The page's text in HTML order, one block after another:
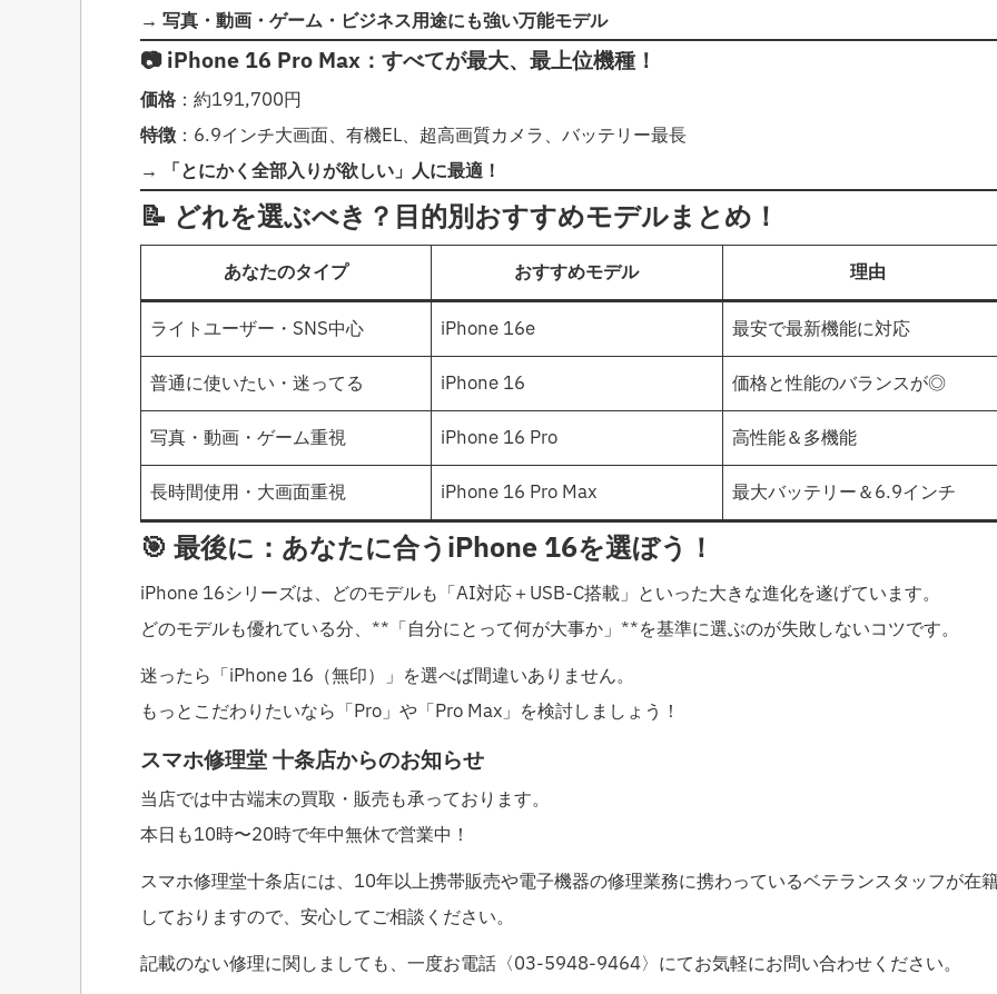
→ 写真・動画・ゲーム・ビジネス用途にも強い万能モデル
📷 iPhone 16 Pro Max：すべてが最大、最上位機種！
価格：約191,700円
特徴：6.9インチ大画面、有機EL、超高画質カメラ、バッテリー最長
→
「とにかく全部入りが欲しい」人に最適！
📝 どれを選ぶべき？目的別おすすめモデルまとめ！
あなたのタイプ おすすめモデル 理由
ライトユーザー・SNS中心 iPhone 16e 最安で最新機能に対応
普通に使いたい・迷ってる iPhone 16 価格と性能のバランスが◎
写真・動画・ゲーム重視 iPhone 16 Pro 高性能＆多機能
長時間使用・大画面重視 iPhone 16 Pro Max 最大バッテリー＆6.9インチ
🎯 最後に：あなたに合うiPhone 16を選ぼう！
iPhone 16シリーズは、どのモデルも「AI対応＋USB-C搭載」といった大きな進化を遂げています。
どのモデルも優れている分、**「自分にとって何が大事か」**を基準に選ぶのが失敗しないコツです。
迷ったら「iPhone 16（無印）」を選べば間違いありません。
もっとこだわりたいなら「Pro」や「Pro Max」を検討しましょう！
スマホ修理堂 十条店からのお知らせ
当店では中古端末の買取・販売も承っております。
本日も10時〜20時で年中無休で営業中！
スマホ修理堂十条店には、10年以上携帯販売や電子機器の修理業務に携わっているベテランスタッフが在
しておりますので、安心してご相談ください。
記載のない修理に関しましても、一度お電話〈03-5948-9464〉にてお気軽にお問い合わせください。